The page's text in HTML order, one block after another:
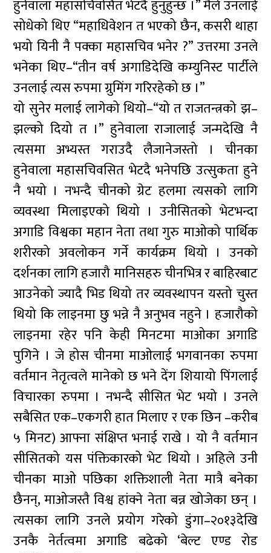
हुनेवाला महासचिवसित भेटदै हुनुहुन्छ ।” मैले उनलाई
सोधेको थिए “महाधिवेशन त भएको छैन, कसरी थाहा
भयो यिनी नै पक्का महासचिव भनेर ?” उत्तरमा उनले
भनेका थिए–“तीन वर्ष अगाडिदेखि कम्युनिस्ट पार्टीले
उनलाई त्यस रुपमा ग्रुमिंग गरिरहेको छ ।”
यो सुनेर मलाई लागेको थियो–“यो त राजतन्त्रको झ–
झल्को दियो त ।” हुनेवाला राजालाई जन्मदेखि नै
त्यसमा अभ्यस्त गराउदै लैजानेजस्तो । चीनका
हुनेवाला महासचिवसित भेटदै भनेपछि उत्सुकता हुने
नै भयो । नभन्दै चीनको ग्रेट हलमा त्यसको लागि
व्यवस्था मिलाइएको थियो । उनीसितको भेटभन्दा
अगाडि विश्वका महान नेता तथा गुरु माओको पार्थिक
शरीरको अवलोकन गर्ने कार्यक्रम थियो । उनको
दर्शनका लागि हजारौ मानिसहरु चीनभित्र र बाहिरबाट
आउनेको ज्यादै भिड थियो तर व्यवस्थापन यस्तो चुस्त
थियो कि लाइनमा छु भन्ने नै अनुभव नहुने । हजारौको
लाइनमा रहेर पनि केही मिनटमा माओका अगाडि
पुगिने । जे होस चीनमा माओलाई भगवानका रुपमा
वर्तमान नेतृत्वले मानेको छ भने देंग शियायो पिंगलाई
विचारका रुपमा । नभन्दै सीसित भेट भयो । उनले
सबैसित एक–एकगरी हात मिलाए र एक छिन –करीब
५ मिनट) आफ्ना संक्षिप्त भनाई राखे । यो नै वर्तमान
सीसितको यस पंक्तिकारको भेट थियो । अहिले उनी
चीनका माओ पछिका शक्तिशाली नेता मात्रै बनेका
छैनन्, माओजस्तै विश्व हांक्ने नेता बन्न खोजेका छन् ।
त्यसका लागि उनले प्रयोग गरेको डुंगा–२०१३देखि
उनकै नेर्तत्वमा अगाडि बढेको ‘बेल्ट एण्ड रोड